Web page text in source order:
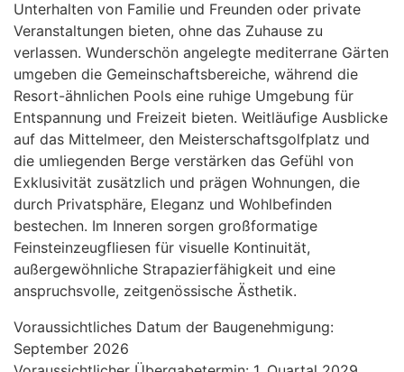
Unterhalten von Familie und Freunden oder private
Veranstaltungen bieten, ohne das Zuhause zu
verlassen. Wunderschön angelegte mediterrane Gärten
umgeben die Gemeinschaftsbereiche, während die
Resort-ähnlichen Pools eine ruhige Umgebung für
Entspannung und Freizeit bieten. Weitläufige Ausblicke
auf das Mittelmeer, den Meisterschaftsgolfplatz und
die umliegenden Berge verstärken das Gefühl von
Exklusivität zusätzlich und prägen Wohnungen, die
durch Privatsphäre, Eleganz und Wohlbefinden
bestechen. Im Inneren sorgen großformatige
Feinsteinzeugfliesen für visuelle Kontinuität,
außergewöhnliche Strapazierfähigkeit und eine
anspruchsvolle, zeitgenössische Ästhetik.
Voraussichtliches Datum der Baugenehmigung:
September 2026